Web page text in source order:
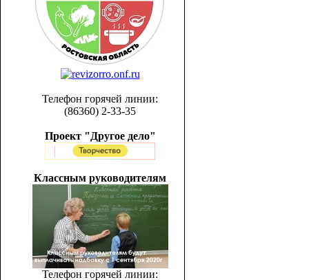
Телефон горячей линии:
(86360) 2-33-35
Проект "Другое дело"
Классным руководителям
Телефон горячей линии: